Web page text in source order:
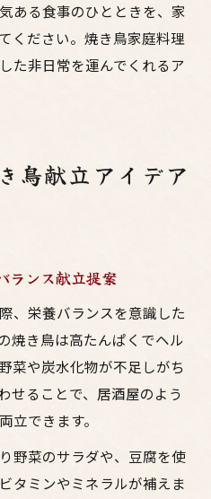
ある食事のひとときを、家
ください。焼き鳥家庭料理
た非日常を運んでくれるア
鳥献立アイデア
ランス献立提案
、栄養バランスを意識した
焼き鳥は高たんぱくでヘル
菜や炭水化物が不足しがち
せることで、居酒屋のよう
立できます。
野菜のサラダや、豆腐を使
タミンやミネラルが補えま